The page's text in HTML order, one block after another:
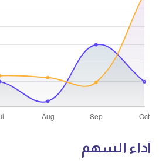
أداء السهم